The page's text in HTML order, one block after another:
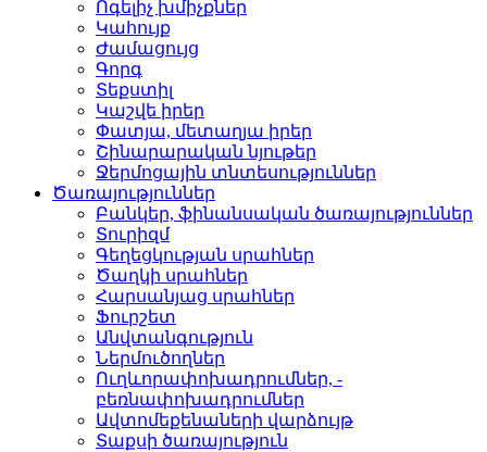
Ոգելիչ խմիչքներ­
Կահույք­
Ժամացույց­
Գորգ­
Տեքստիլ­
Կաշվե իրեր­
Փատյա, մետաղյա իրեր­
Շինարարական նյութեր
Ջերմոցային տնտեսությո­ւններ
Ծառայություններ
Բանկեր, ֆինանսական ծա­ռայություններ
Տուրիզմ­
Գեղեցկության սրահներ­
Ծաղկի սրահներ­
Հարսանյաց սրահներ
Ֆուրշետ­
Անվտանգություն­
Ներմուծողներ­
Ուղևորափոխադրումներ, ­
բեռնափոխադրումներ
Ավտոմեքենաների վարձու­յթ
Տաքսի ծառայություն­